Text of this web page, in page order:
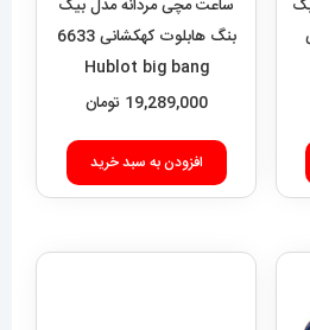
افزودن به سبد خرید